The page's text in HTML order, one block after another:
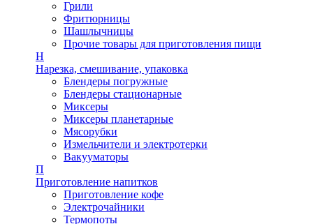
Грили
Фритюрницы
Шашлычницы
Прочие товары для приготовления пищи
Н
Нарезка, смешивание, упаковка
Блендеры погружные
Блендеры стационарные
Миксеры
Миксеры планетарные
Мясорубки
Измельчители и электротерки
Вакууматоры
П
Приготовление напитков
Приготовление кофе
Электрочайники
Термопоты